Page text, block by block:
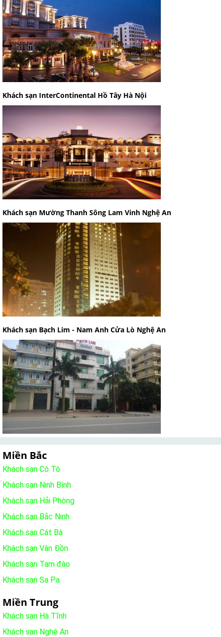
Khách sạn InterContinental Hồ Tây Hà Nội
Khách sạn Mường Thanh Sông Lam Vinh Nghệ An
Khách sạn Bạch Lim - Nam Anh Cửa Lò Nghệ An
Miền Bắc
Khách sạn Cô Tô
Khách sạn Ninh Bình
Khách sạn Hải Phòng
Khách sạn Bắc Ninh
Khách sạn Cát Bà
Khách sạn Vân Đồn
Khách sạn Tam đào
Khách sạn Sa Pa
Miền Trung
Khách sạn Hà Tĩnh
Khách sạn Nghệ An